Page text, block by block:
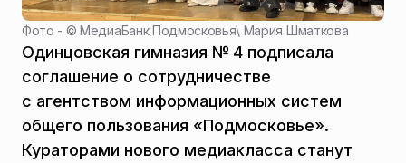
Фото - ©МедиаБанк Подмосковья\ Мария Шматкова
Одинцовская гимназия № 4 подписала
соглашение о сотрудничестве
с агентством информационных систем
общего пользования «Подмосковье».
Кураторами нового медиакласса станут